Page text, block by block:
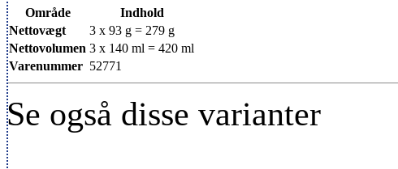
Område
Indhold
Nettovægt
3 x 93 g = 279 g
Nettovolumen 3 x 140 ml = 420 ml
Varenummer 52771